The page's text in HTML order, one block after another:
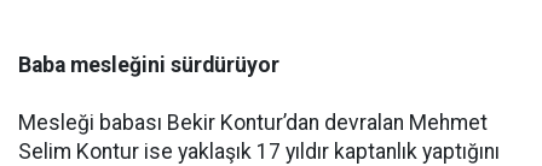
Baba mesleğini sürdürüyor
Mesleği babası Bekir Kontur’dan devralan Mehmet
Selim Kontur ise yaklaşık 17 yıldır kaptanlık yaptığını